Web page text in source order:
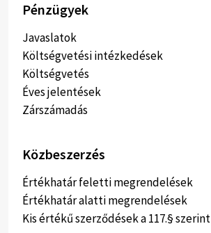
Pénzügyek
Javaslatok
Költségvetési intézkedések
Költségvetés
Éves jelentések
Zárszámadás
Közbeszerzés
Értékhatár feletti megrendelések
Értékhatár alatti megrendelések
Kis értékű szerződések a 117.§ szerint